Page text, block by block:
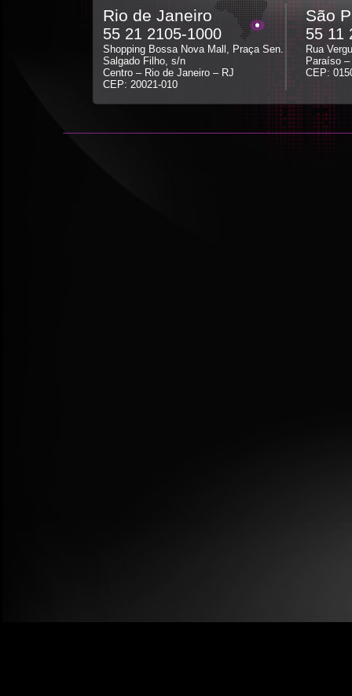
Rio de Janeiro
55 21 2105-1000
Shopping Bossa Nova Mall, Praça Sen.
Salgado Filho, s/n
Centro – Rio de Janeiro – RJ
CEP: 20021-010
São
55 11
Rua
Paraíso
CEP: